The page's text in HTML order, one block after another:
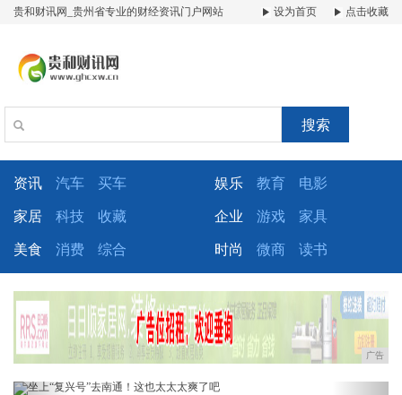
贵和财讯网_贵州省专业的财经资讯门户网站 设为首页 点击收藏
搜索
资讯 汽车 买车 娱乐 教育 电影
家居 科技 收藏 企业 游戏 家具
美食 消费 综合 时尚 微商 读书
广告
Previous